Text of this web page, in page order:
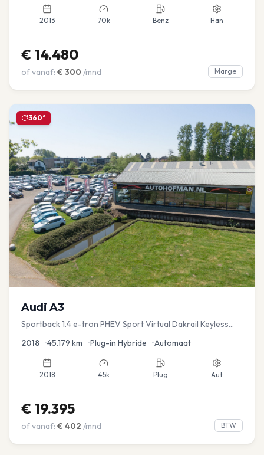
2013 70k Benz Han
€ 14.480
of vanaf: € 300 /mnd Marge
360°
Audi A3
Sportback 1.4 e-tron PHEV Sport Virtual Dakrail Keyless
2018 •45.179 km •Plug-in Hybride •Automaat
2018 45k Plug Aut
€ 19.395
of vanaf: € 402 /mnd BTW